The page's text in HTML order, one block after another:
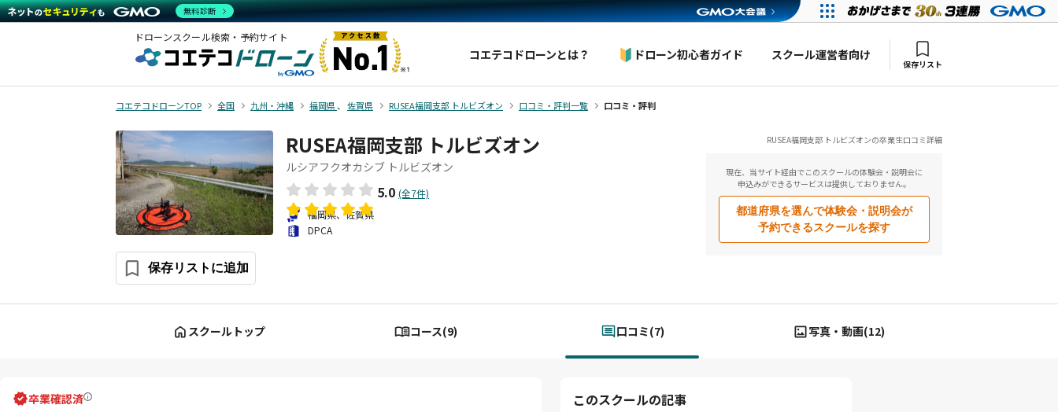
ドローンスクール検索・予約サイト
コエテコドローンとは？ ドローン初心者ガイド スクール運営者向け
保存リスト
コエテコドローンTOP 全国 九州・沖縄 福岡県、 佐賀県 RUSEA福岡支部 トルビズオン 口コミ・評判一覧 口コミ・評判
RUSEA福岡支部 トルビズオン
ルシアフクオカシブ トルビズオン
5.0 (全7件)
福岡県、佐賀県
DPCA
保存リストに追加
RUSEA福岡支部 トルビズオンの卒業生口コミ詳細
現在、当サイト経由でこのスクールの体験会・説明会に
申込みができるサービスは提供しておりません。
都道府県を選んで体験会・説明会が
予約できるスクールを探す
スクールトップ コース(9) 口コミ(7) 写真・動画(12)
卒業確認済 このスクールの記事
無料診断